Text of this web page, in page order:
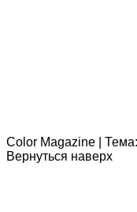
Color Magazine
Вернуться наверх